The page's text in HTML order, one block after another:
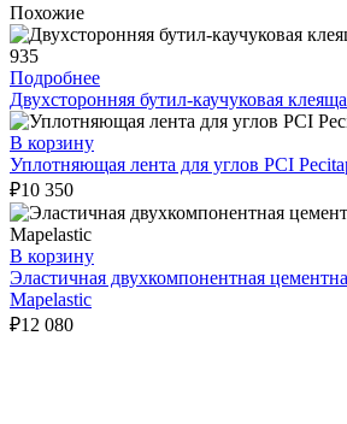
Похожие
Подробнее
Двухсторонняя бутил-каучуковая
В корзину
Уплотняющая лента для углов PCI
₽10 350
В корзину
Эластичная двухкомпонентная
Mapelastic
₽12 080